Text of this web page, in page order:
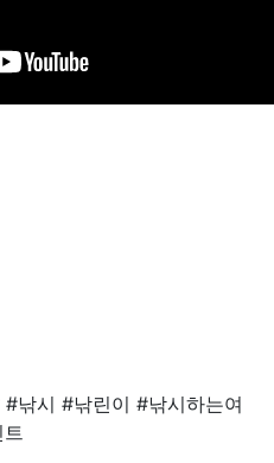
낚시 #낚린이 #낚시하는여